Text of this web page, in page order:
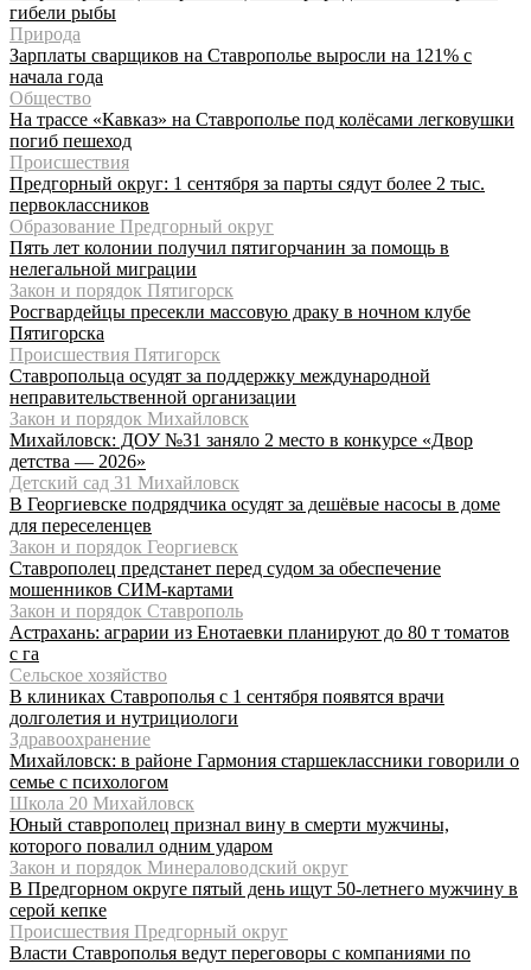
гибели рыбы
Природа
Зарплаты сварщиков на Ставрополье выросли на 121% с
начала года
Общество
На трассе «Кавказ» на Ставрополье под колёсами легковушки
погиб пешеход
Происшествия
Предгорный округ: 1 сентября за парты сядут более 2 тыс.
первоклассников
Образование Предгорный округ
Пять лет колонии получил пятигорчанин за помощь в
нелегальной миграции
Закон и порядок Пятигорск
Росгвардейцы пресекли массовую драку в ночном клубе
Пятигорска
Происшествия Пятигорск
Ставропольца осудят за поддержку международной
неправительственной организации
Закон и порядок Михайловск
Михайловск: ДОУ №31 заняло 2 место в конкурсе «Двор
детства — 2026»
Детский сад 31 Михайловск
В Георгиевске подрядчика осудят за дешёвые насосы в доме
для переселенцев
Закон и порядок Георгиевск
Ставрополец предстанет перед судом за обеспечение
мошенников СИМ-картами
Закон и порядок Ставрополь
Астрахань: аграрии из Енотаевки планируют до 80 т томатов
с га
Сельское хозяйство
В клиниках Ставрополья с 1 сентября появятся врачи
долголетия и нутрициологи
Здравоохранение
Михайловск: в районе Гармония старшеклассники говорили о
семье с психологом
Школа 20 Михайловск
Юный ставрополец признал вину в смерти мужчины,
которого повалил одним ударом
Закон и порядок Минераловодский округ
В Предгорном округе пятый день ищут 50-летнего мужчину в
серой кепке
Происшествия Предгорный округ
Власти Ставрополья ведут переговоры с компаниями по